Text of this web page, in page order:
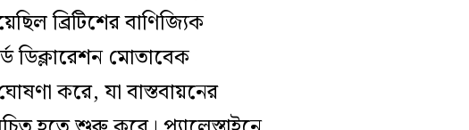
ব্রিটিশের বাণিজ্যিক
ডিক্লারেশন মোতাবেক
করে, যা বাস্তবায়নের